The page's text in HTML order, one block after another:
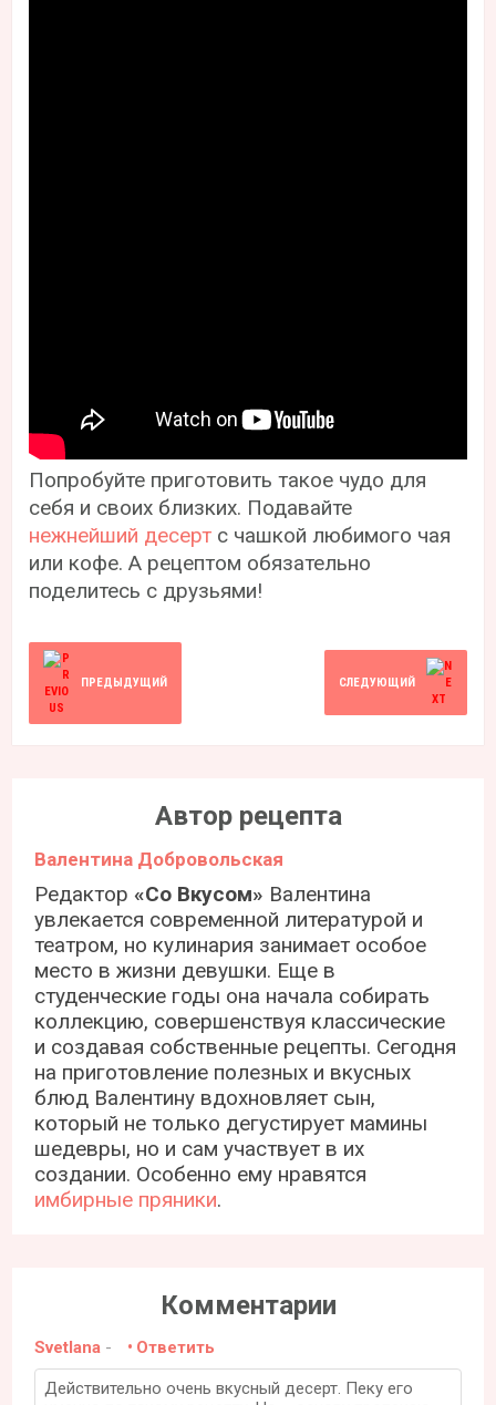
Попробуйте приготовить такое чудо для
себя и своих близких. Подавайте
нежнейший десерт с чашкой любимого чая
или кофе. А рецептом обязательно
поделитесь с друзьями!
ПРЕДЫДУЩИЙ СЛЕДУЮЩИЙ
Автор рецепта
Валентина Добровольская
Редактор«Со Вкусом» Валентина
увлекается современной литературой и
театром, но кулинария занимает особое
место в жизни девушки. Еще в
студенческие годы она начала собирать
коллекцию, совершенствуя классические
и создавая собственные рецепты. Сегодня
на приготовление полезных и вкусных
блюд Валентину вдохновляет сын,
который не только дегустирует мамины
шедевры, но и сам участвует в их
создании. Особенно ему нравятся
имбирные пряники.
Комментарии
Svetlana - Ответить
Действительно очень вкусный десерт. Пеку его